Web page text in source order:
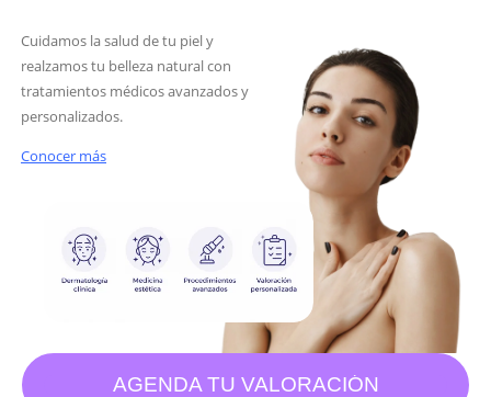
Cuidamos la salud de tu piel y
realzamos tu belleza natural con
tratamientos médicos avanzados y
personalizados.
Conocer más
AGENDA TU VALORACIÓN